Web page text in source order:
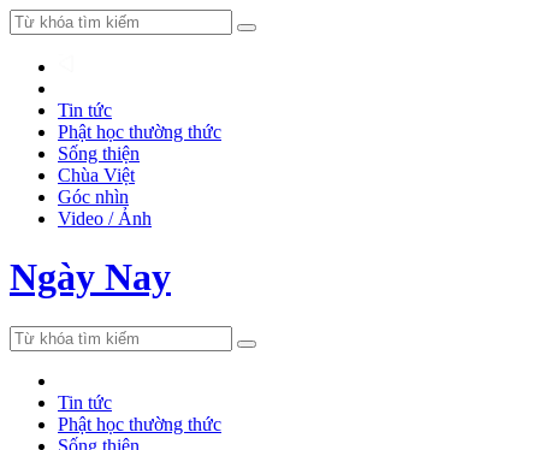
Tin tức
Phật học thường thức
Sống thiện
Chùa Việt
Góc nhìn
Video / Ảnh
Ngày Nay
Tin tức
Phật học thường thức
Sống thiện